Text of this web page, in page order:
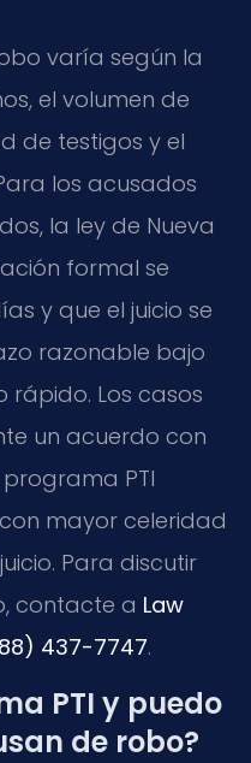
varía según la
el volumen de
de testigos y el
los acusados
la ley de Nueva
formal se
y que el juicio se
razonable bajo
rápido. Los casos
un acuerdo con
PTI
mayor celeridad
Para discutir
contacte a Law
437-7747.
PTI y puedo
de robo?